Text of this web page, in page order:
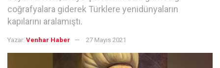
coğrafyalara giderek Türklere yenidünyaların
kapılarını aralamıştı.
Yazar: Venhar Haber 27 Mayıs 2021